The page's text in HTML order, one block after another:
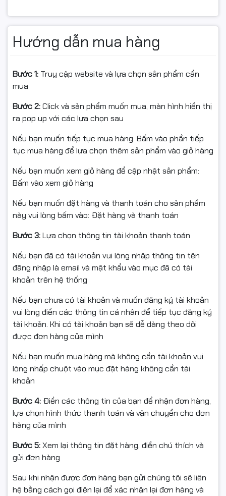
HP LaserJet P1005
HP LaserJet P1006
HP LaserJet P1007
HP LaserJet P1008
HP LaserJet P1506
imageCLASS MF3010
Canon Laser Printer LBP
imageCLASS LBP6000
imageCLASS LBP6030
imageCLASS LBP6030W
Đổ mực dễ dàng và dễ thay thế vật tư.
Bản in sắc nét, hình ảnh rõ ràng.
Bản in đậm đẹp từ khi sử dụng cho đến hết mực.
kiện nào.
Trường hợp hộp mực máy in cần thay
Bản in bị đen nhiều, bị đốm đen, bị mờ đường kẻ khung.
Thường xuyên chảy mực quá nhiều vào bên trong máy.
Hướng dẫn mua hàng
Bước 1: Truy cập website và lựa chọn sản phẩm cần
mua
Bước 2:Click và sản phẩm muốn mua, màn hình hiển thị
ra pop up với các lựa chọn sau
Nếu bạn muốn tiếp tục mua hàng: Bấm vào phần tiếp
tục mua hàng để lựa chọn thêm sản phẩm vào giỏ hàng
Nếu bạn muốn xem giỏ hàng để cập nhật sản phẩm:
Bấm vào xem giỏ hàng
Nếu bạn muốn đặt hàng và thanh toán cho sản phẩm
này vui lòng bấm vào: Đặt hàng và thanh toán
Bước 3:Lựa chọn thông tin tài khoản thanh toán
Nếu bạn đã có tài khoản vui lòng nhập thông tin tên
đăng nhập là email và mật khẩu vào mục đã có tài
khoản trên hệ thống
Nếu bạn chưa có tài khoản và muốn đăng ký tài khoản
vui lòng điền các thông tin cá nhân để tiếp tục đăng ký
tài khoản. Khi có tài khoản bạn sẽ dễ dàng theo dõi
được đơn hàng của mình
Nếu bạn muốn mua hàng mà không cần tài khoản vui
lòng nhấp chuột vào mục đặt hàng không cần tài
khoản
Bước 4: Điền các thông tin của bạn để nhận đơn hàng,
lựa chọn hình thức thanh toán và vận chuyển cho đơn
hàng của mình
Bước 5:Xem lại thông tin đặt hàng, điền chú thích và
gửi đơn hàng
Sau khi nhận được đơn hàng bạn gửi chúng tôi sẽ liên
hệ bằng cách gọi điện lại để xác nhận lại đơn hàng và
#HP LaserJet M1139
#HP LaserJet M1212NF
#HP LaserJet M1214NFH
#HP LaserJet M1217NFW
#HP LaserJet M1219NF
#Hp LaserJet Pro
#HP LaserJet Pro M1136 MFP
#HP LaserJet Pro M1216nfh MFP
#HP LaserJet Pro P1102
#CE651A
Cam kết chất lượng hàng hóa:
gốc xuất xứ rõ ràng.
✅ Trước khi xuất kho có kiểm tra chất lượng hàng hóa.